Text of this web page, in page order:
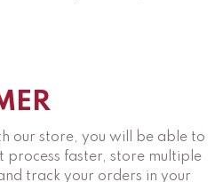
our store, you will be able to
process faster, store multiple
track your orders in your